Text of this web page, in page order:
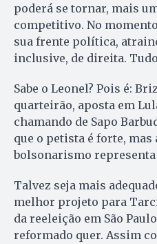
poderá se tornar, mais
competitivo. No
sua frente política,
inclusive, de direita.
Sabe o Leonel? Pois é:
quarteirão, aposta em
chamando de Sapo
que o petista é forte, mas
bolsonarismo
Talvez seja mais
melhor projeto para
da reeleição em São
reformado quer. Assim